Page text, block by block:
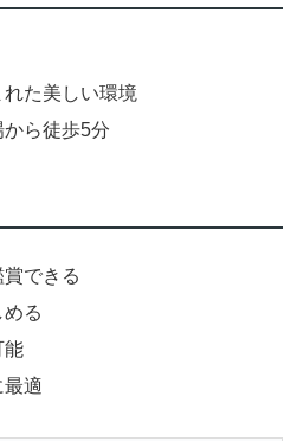
た美しい環境
ら徒歩5分
できる
る
能
最適